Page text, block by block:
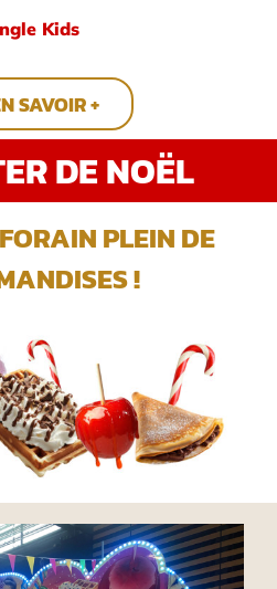
Kids
SAVOIR +
DE NOËL
PLEIN DE
!